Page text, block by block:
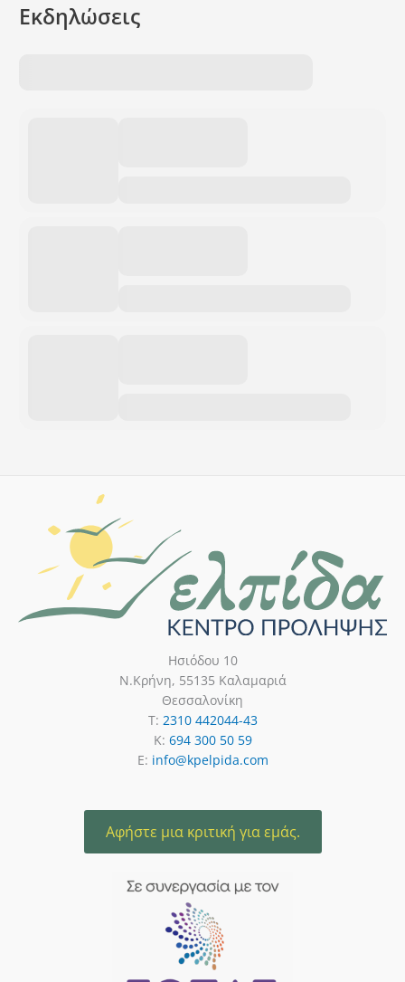
Εκδηλώσεις
Ησιόδου 10
Ν.Κρήνη, 55135 Καλαμαριά
Θεσσαλονίκη
T: 2310 442044-43
K: 694 300 50 59
E: info@kpelpida.com
Αφήστε μια κριτική για εμάς.